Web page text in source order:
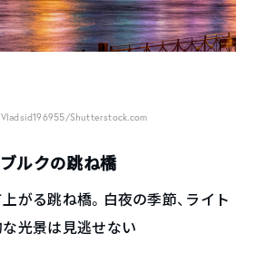
Shutterstock.com
ルクの跳ね橋
がる跳ね橋。白夜の季節、ライト
光景は見逃せない